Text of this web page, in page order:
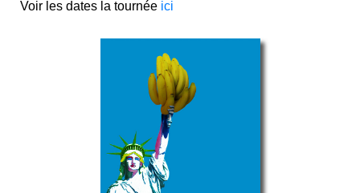
Voir les dates la tournée ici